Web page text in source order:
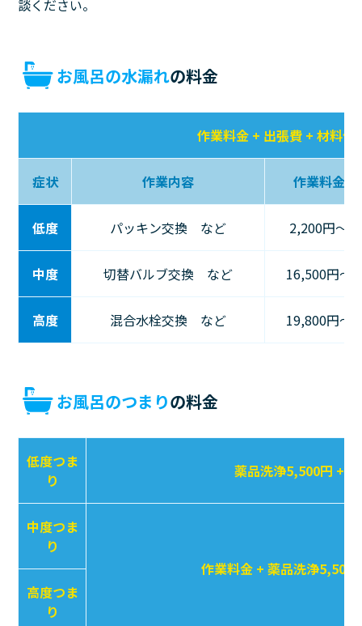
談ください。
お風呂の水漏れの料金
作業料金 + 出張費 + 材料代
症状 作業内容 作業料金
低度 パッキン交換 など 2,200円〜
中度 切替バルブ交換 など 16,500円〜
高度 混合水栓交換 など 19,800円〜
お風呂のつまりの料金
低度つま
り
薬品洗浄5,500円 +
中度つま
り
作業料金 + 薬品洗浄5,500
高度つま
り